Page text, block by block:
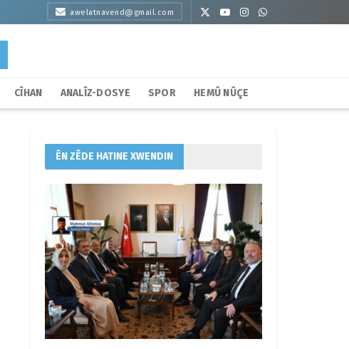
awelatnavend@gmail.com
CÎHAN ANALÎZ-DOSYE SPOR HEMÛ NÛÇE
ÊN ZÊDE HATINE XWENDIN